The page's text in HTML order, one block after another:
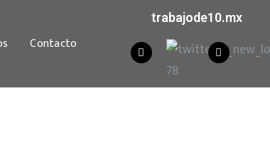
Contacto
trabajode10.mx